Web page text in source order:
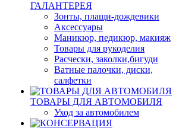
ГАЛАНТЕРЕЯ
Зонты, плащи-дождевики
Аксессуары
Маникюр, педикюр, макияж
Товары для рукоделия
Расчески, заколки,бигуди
Ватные палочки, диски,
салфетки
ТОВАРЫ ДЛЯ АВТОМОБИЛЯ
Уход за автомобилем